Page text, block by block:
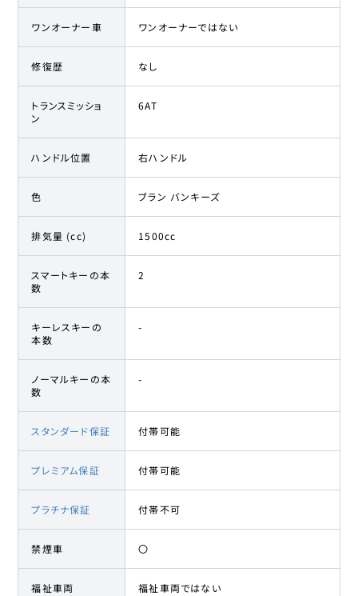
ワンオーナー車 ワンオーナーではない
修復歴 なし
トランスミッショ
ン
6AT
ハンドル位置 右ハンドル
色 ブラン バンキーズ
排気量 (cc) 1500cc
スマートキーの本
数
2
キーレスキーの
本数
-
ノーマルキーの本
数
-
スタンダード保証 付帯可能
プレミアム保証 付帯可能
プラチナ保証 付帯不可
禁煙車 〇
福祉車両 福祉車両ではない